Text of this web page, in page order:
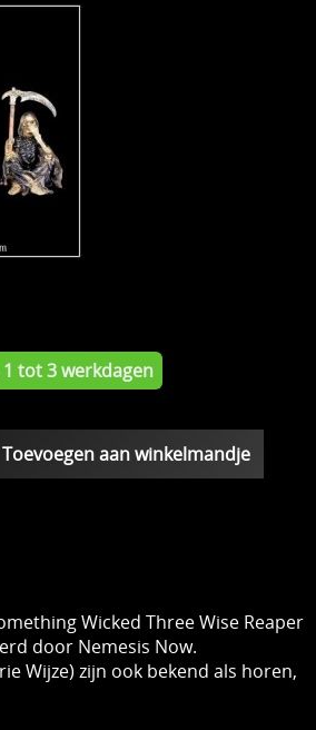
tot 3 werkdagen
Wicked Three Wise Reaper
door Nemesis Now.
Wijze) zijn ​​ook bekend als horen,